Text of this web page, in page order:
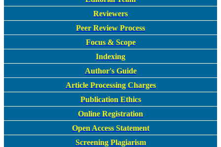
Reviewers
Peer Review Process
Focus & Scope
Indexing
Author's Guide
Article Processing Charges
Publication Ethics
Online Registration
Open Access Statement
Screening Plagiarism